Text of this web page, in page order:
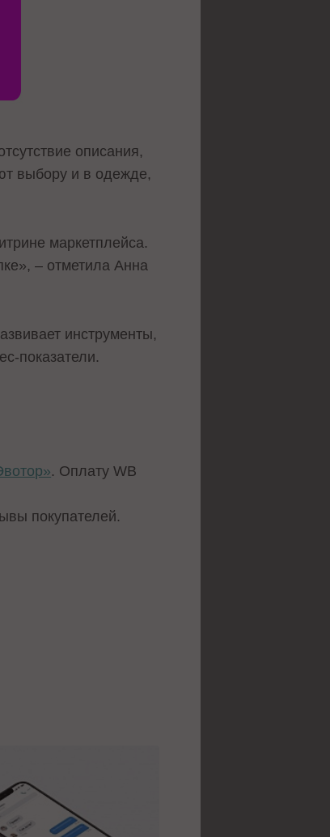
описания,
выбору и в одежде,
маркетплейса.
– отметила Анна
инструменты,
показатели.
. Оплату WB
покупателей.